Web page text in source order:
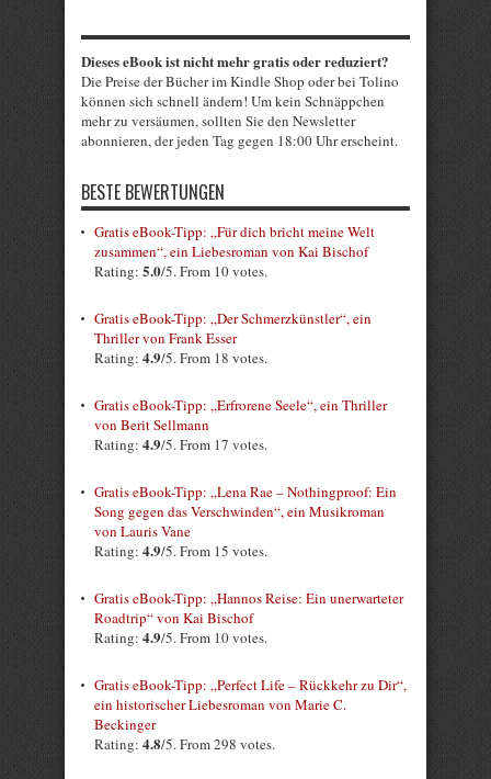
Dieses eBook ist nicht mehr gratis oder reduziert?
Die Preise der Bücher im Kindle Shop oder bei Tolino
können sich schnell ändern! Um kein Schnäppchen
mehr zu versäumen, sollten Sie den Newsletter
abonnieren, der jeden Tag gegen 18:00 Uhr erscheint.
BESTE BEWERTUNGEN
Gratis eBook-Tipp: „Für dich bricht meine Welt
zusammen“, ein Liebesroman von Kai Bischof
Rating: 5.0/5. From 10 votes.
Gratis eBook-Tipp: „Der Schmerzkünstler“, ein
Thriller von Frank Esser
Rating: 4.9/5. From 18 votes.
Gratis eBook-Tipp: „Erfrorene Seele“, ein Thriller
von Berit Sellmann
Rating: 4.9/5. From 17 votes.
Gratis eBook-Tipp: „Lena Rae – Nothingproof: Ein
Song gegen das Verschwinden“, ein Musikroman
von Lauris Vane
Rating: 4.9/5. From 15 votes.
Gratis eBook-Tipp: „Hannos Reise: Ein unerwarteter
Roadtrip“ von Kai Bischof
Rating: 4.9/5. From 10 votes.
Gratis eBook-Tipp: „Perfect Life – Rückkehr zu Dir“,
ein historischer Liebesroman von Marie C.
Beckinger
Rating: 4.8/5. From 298 votes.